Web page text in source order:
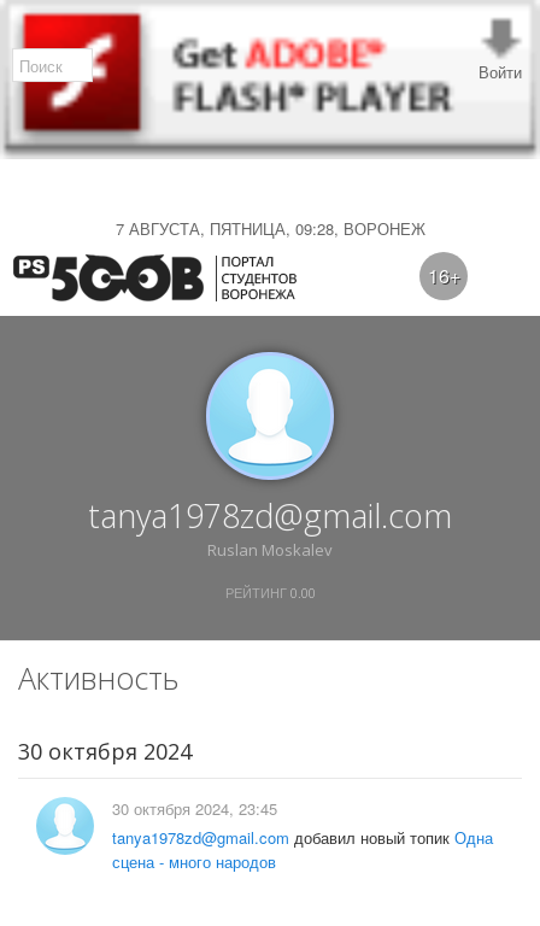
7 АВГУСТА, ПЯТНИЦА, 09:28, ВОРОНЕЖ
Войти
16+
tanya1978zd@gmail.com
Ruslan Moskalev
РЕЙТИНГ 0.00
Активность
30 октября 2024
30 октября 2024, 23:45
tanya1978zd@gmail.com добавил новый топик Одна
сцена - много народов